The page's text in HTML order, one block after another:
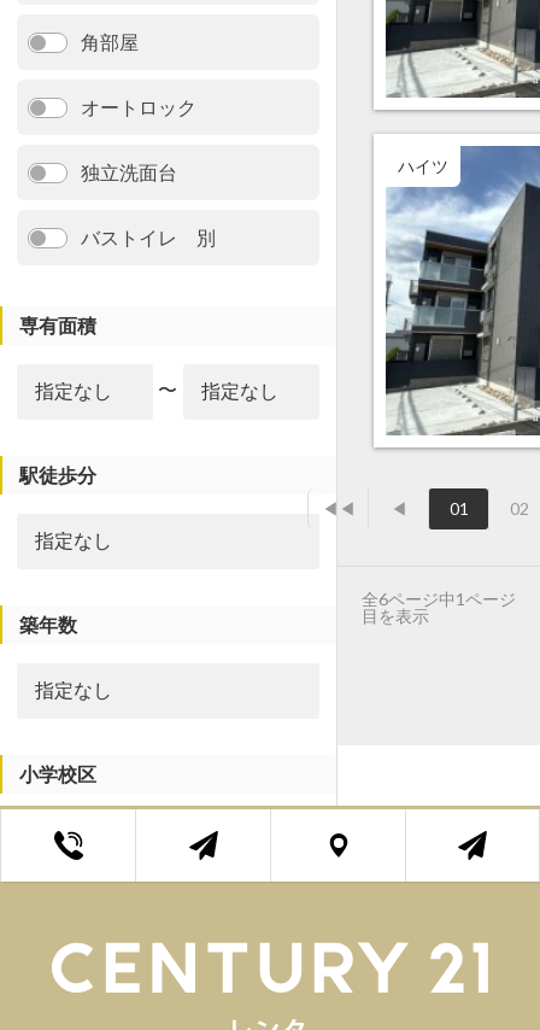
角部屋
オートロック
独立洗面台
バストイレ 別
専有面積
〜
駅徒歩分
築年数
小学校区
ハイツ
◀◀ ◀ 01 02
全6ページ中1ページ
目を表示